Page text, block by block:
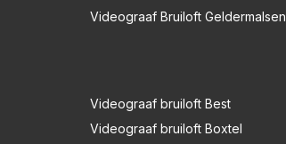
Videograaf Bruiloft Geldermalsen
Videograaf bruiloft Best
Videograaf bruiloft Boxtel